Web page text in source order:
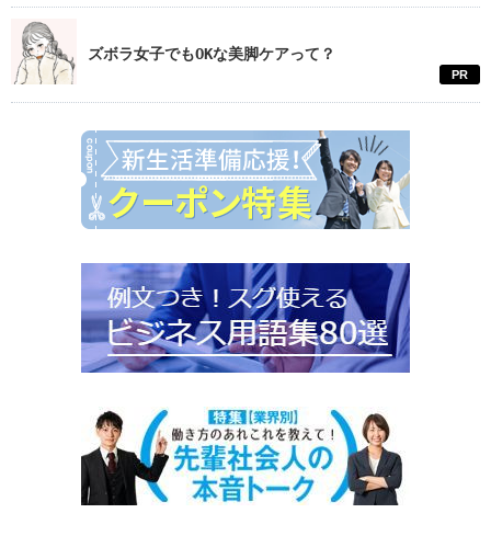
ズボラ女子でもOKな美脚ケアって？
PR